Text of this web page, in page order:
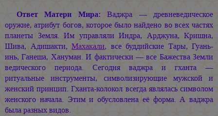
Ответ Матери Мира: Ваджра — древневедическое
оружие, атрибут богов, которое было найдено во всех частях
планеты Земля. Им управляли Индра, Арджуна, Кришна,
Шива, Адишакти, Махакали, все буддийские Тары, Гуань-
инь, Ганеша, Хануман. И фактически — все Бажества Земли
ведического периода. Сегодня ваджра и гханта —
ритуальные инструменты, символизирующие мужской и
женский принцип. Гханта-колокол всегда являлась символом
женского начала. Этим и обусловлена её форма. А ваджра
была разных видов.